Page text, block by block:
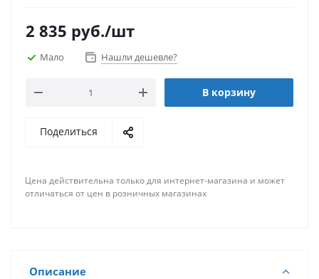
2 835 руб./шт
Мало Нашли дешевле?
В корзину
Поделиться
Цена действительна только для интернет-магазина и может
отличаться от цен в розничных магазинах
Описание